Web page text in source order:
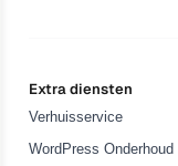
Extra diensten
Verhuisservice
WordPress Onderhoud